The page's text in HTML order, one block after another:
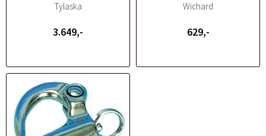
Tylaska
3.649,-
Wichard
629,-